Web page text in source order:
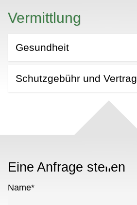
Vermittlung
Gesundheit
Schutzgebühr und Vertrag
Eine Anfrage stellen
Name*